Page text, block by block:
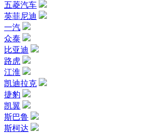
五菱汽车
英菲尼迪
一汽
众泰
比亚迪
路虎
江淮
凯迪拉克
捷豹
凯翼
斯巴鲁
斯柯达